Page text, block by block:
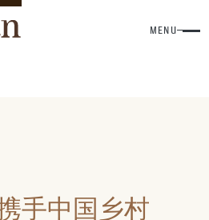
MENU
手中国乡村